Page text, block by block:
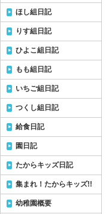
ほし組日記
りす組日記
ひよこ組日記
もも組日記
いちご組日記
つくし組日記
給食日記
園日記
たからキッズ日記
集まれ！たからキッズ!!
幼稚園概要